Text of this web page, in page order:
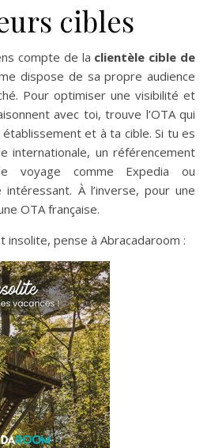
cibles
compte de la clientèle cible de
dispose de sa propre audience
Pour optimiser une visibilité et
avec toi, trouve l’OTA qui
et à ta cible. Si tu es
internationale, un référencement
voyage comme Expedia ou
À l’inverse, pour une
OTA française.
insolite, pense à Abracadaroom :